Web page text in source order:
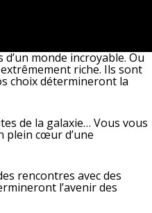
monde incroyable. Ou
riche. Ils sont
choix détermineront la
de la galaxie… Vous vous
plein cœur d’une
rencontres avec des
l’avenir des